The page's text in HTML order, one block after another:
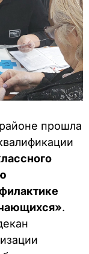
прошла
.